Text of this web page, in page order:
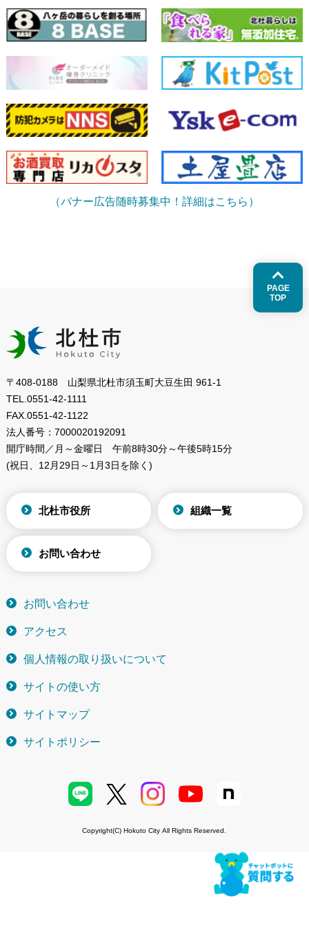
（バナー広告随時募集中！詳細はこちら）
PAGE
TOP
〒408-0188 山梨県北杜市須玉町大豆生田 961-1
TEL. 0551-42-1111
FAX. 0551-42-1122
法人番号： 7000020192091
開庁時間／月～金曜日
午前8時30分～午後5時15分
(祝日、12月29日～1月3日を除く)
北杜市役所 組織一覧
お問い合わせ
お問い合わせ
アクセス
個人情報の取り扱いについて
サイトの使い方
サイトマップ
サイトポリシー
Copyright(C) Hokuto City All Rights Reserved.